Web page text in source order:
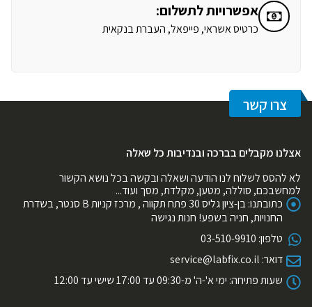
אפשרויות לתשלום:
כרטיס אשראי, פייפאל, העברת בנקאית
צרו קשר
אצלנו מקבלים בברכה ובנדיבות כל שאלה
לא להסס לשלוח לנו הודעה ושאלה ובקשה בכל נושא הקשור
למחשבכם, סוללה, מטען, מקלדת, מסך ועוד...
כתובתנו:
בן-ציון גליס 30 פתח תקווה , מרכז קניות B סנטר, בשדרת
החנויות, חניה בשפע! חנות נגישה
טלפון: 03-510-9910
דואר: service@labfix.co.il
שעות פתיחה: ימי א'-ה' מ-09:30 עד 17:00 שישי עד 12:00